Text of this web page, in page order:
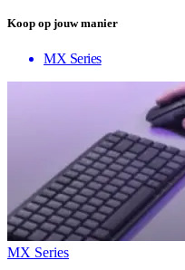
Koop op jouw manier
MX Series
MX Series